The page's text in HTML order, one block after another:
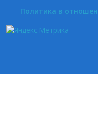
Политика в